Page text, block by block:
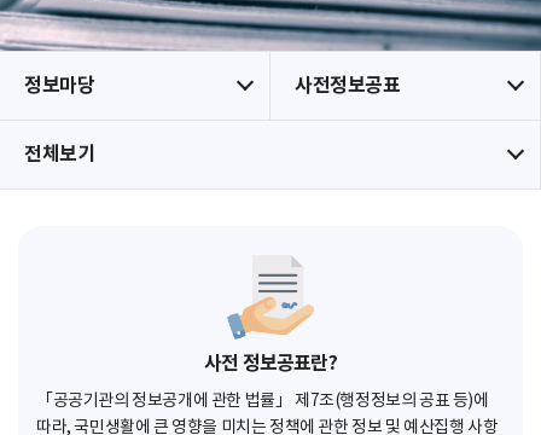
정보마당 사전정보공표
전체보기
사전 정보공표란?
「공공기관의 정보공개에 관한 법률」 제7조(행정정보의 공표 등)에
따라, 국민생활에 큰 영향을 미치는 정책에 관한 정보 및 예산집행 사항